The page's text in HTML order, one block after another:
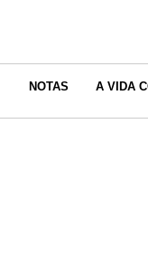
NOTAS A VIDA